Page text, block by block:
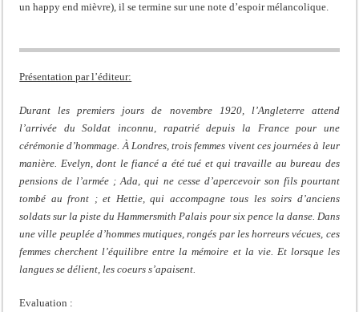
un happy end mièvre), il se termine sur une note d’espoir mélancolique.
Présentation par l’éditeur:
Durant les premiers jours de novembre 1920, l’Angleterre attend
l’arrivée du Soldat inconnu, rapatrié depuis la France pour une
cérémonie d’hommage. À Londres, trois femmes vivent ces journées à leur
manière. Evelyn, dont le fiancé a été tué et qui travaille au bureau des
pensions de l’armée ; Ada, qui ne cesse d’apercevoir son fils pourtant
tombé au front ; et Hettie, qui accompagne tous les soirs d’anciens
soldats sur la piste du Hammersmith Palais pour six pence la danse. Dans
une ville peuplée d’hommes mutiques, rongés par les horreurs vécues, ces
femmes cherchent l’équilibre entre la mémoire et la vie. Et lorsque les
langues se délient, les coeurs s’apaisent.
Evaluation :